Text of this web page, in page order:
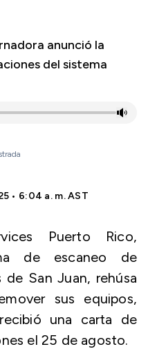
anunció la
del sistema
• 6:04 a. m. AST
Puerto Rico,
de escaneo de
San Juan, rehúsa
sus equipos,
una carta de
el 25 de agosto.